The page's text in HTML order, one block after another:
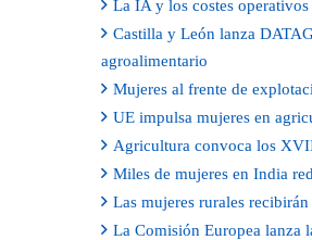
La IA y los costes
Castilla y León lanza
agroalimentario
Mujeres al frente de
UE impulsa mujeres en
Agricultura convoca los
Miles de mujeres en India
Las mujeres rurales
La Comisión Europea lanza